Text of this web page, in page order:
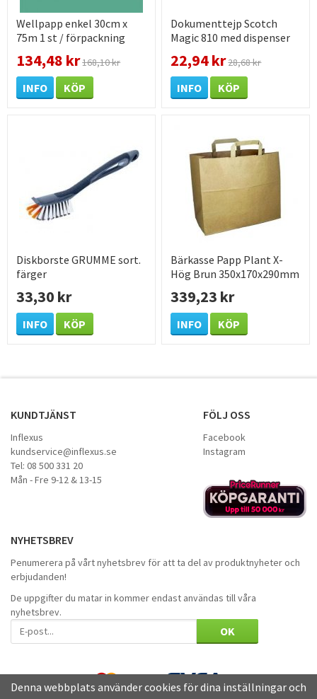
Wellpapp enkel 30cm x
75m 1 st / förpackning
134,48 kr168,10 kr
INFO KÖP
Dokumenttejp Scotch
Magic 810 med dispenser
19mm x 7,5m 1 st /
förpackning
22,94 kr28,68 kr
INFO KÖP
Diskborste GRUMME sort.
färger
33,30 kr
INFO KÖP
Bärkasse Papp Plant X-
Hög Brun 350x170x290mm
339,23 kr
INFO KÖP
KUNDTJÄNST
Inflexus
kundservice@inflexus.se
Tel: 08 500 331 20
Mån - Fre 9-12 & 13-15
FÖLJ OSS
Facebook
Instagram
NYHETSBREV
Penumerera på vårt nyhetsbrev för att ta del av produktnyheter och
erbjudanden!
De uppgifter du matar in kommer endast användas till våra
nyhetsbrev.
OK
Denna webbplats använder cookies för dina inställningar och